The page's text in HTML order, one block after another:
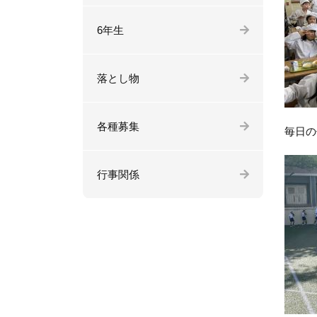
毎日
6年生
落とし物
各種募集
行事関係